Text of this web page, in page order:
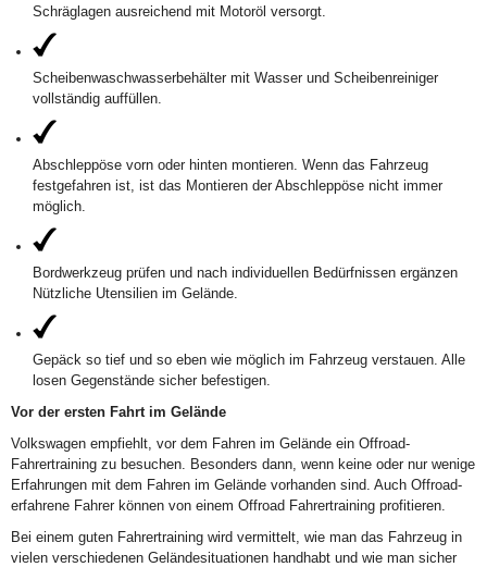
Schräglagen ausreichend mit Motoröl versorgt.
Scheibenwaschwasserbehälter mit Wasser und Scheibenreiniger
vollständig auffüllen.
Abschleppöse vorn oder hinten montieren. Wenn das Fahrzeug
festgefahren ist, ist das Montieren der Abschleppöse nicht immer
möglich.
Bordwerkzeug prüfen und nach individuellen Bedürfnissen ergänzen
Nützliche Utensilien im Gelände.
Gepäck so tief und so eben wie möglich im Fahrzeug verstauen. Alle
losen Gegenstände sicher befestigen.
Vor der ersten Fahrt im Gelände
Volkswagen empfiehlt, vor dem Fahren im Gelände ein Offroad-
Fahrertraining zu besuchen. Besonders dann, wenn keine oder nur wenige
Erfahrungen mit dem Fahren im Gelände vorhanden sind. Auch Offroad-
erfahrene Fahrer können von einem Offroad Fahrertraining profitieren.
Bei einem guten Fahrertraining wird vermittelt, wie man das Fahrzeug in
vielen verschiedenen Geländesituationen handhabt und wie man sicher